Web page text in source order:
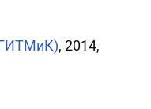
, 2014,